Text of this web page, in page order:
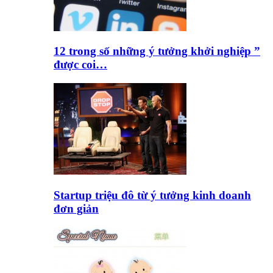
12 trong số những ý tưởng khởi nghiệp ”
được coi…
Startup triệu đô từ ý tưởng kinh doanh
đơn giản